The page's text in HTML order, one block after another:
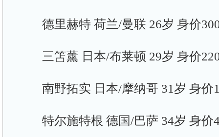
德里赫特 荷兰/曼联 26岁 身价
三笘薰 日本/布莱顿 29岁 身价
南野拓实 日本/摩纳哥 31岁 身价
特尔施特根 德国/巴萨 34岁 身价